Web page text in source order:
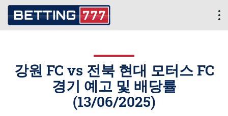
강원 FC vs 전북 현대 모터스 FC
경기 예고 및 배당률
(13/06/2025)